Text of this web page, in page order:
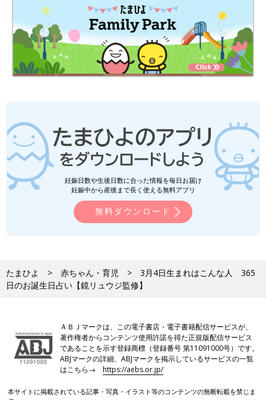
妊娠日数や生後日数に合った情報を毎日お届け
妊娠中から産後まで長く使える無料アプリ
無料ダウンロード
たまひよ 赤ちゃん・育児
3月4日生まれはこんな人 365
日のお誕生日占い【鏡リュウジ監修】
ＡＢＪマークは、この電子書店・電子書籍配信サービスが、
著作権者からコンテンツ使用許諾を得た正規版配信サービス
であることを示す登録商標（登録番号 第11091000号）です。
ABJマークの詳細、ABJマークを掲示しているサービスの一覧
はこちら→https://aebs.or.jp/
本サイトに掲載されている記事・写真・イラスト等のコンテンツの無断転載を禁じま